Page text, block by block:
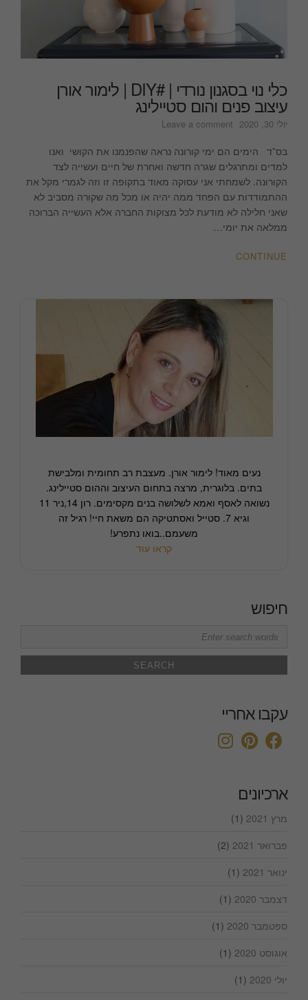
כלי נוי בסגנון נורדי | #DIY | לימור אורן
עיצוב פנים והום סטיילינג
יולי 30, 2020 Leave a comment
נוי
בסגנון
נורדי
|
סטיילינג
בס”ד הימים הם ימי קורונה נראה שהפנמנו את הקושי ואנו
למדים ומתרגלים שגרה חדשה ואחרת של חיים ועשייה לצד
הקורונה. לשמחתי אני עסוקה מאוד בתקופה זו וזה לגמרי מקל את
ההתמודדות עם הפחד ממה יהיה או מכל מה שקורה מסביב לא
שאני חלילה לא מודעת לכל מצוקות החברה אלא העשייה הברוכה
ממלאה את יומי…
CONTINUE
נעים מאוד! לימור אורן. מעצבת רב תחומית ומלבישת
בתים. בלוגרית, מרצה בתחום העיצוב וההום סטיילינג.
נשואה לאסף ואמא לשלושה בנים מקסימים. רון 14,ניר 11
וגיא 7. סטייל ואסתטיקה הם משאת חיי! רגיל זה
משעמם..בואו נתפרע!
קראו עוד
חיפוש
Search
עקבו אחריי
ארכיונים
מרץ 2021
(1)
פברואר 2021
(2)
ינואר 2021
(1)
דצמבר 2020
(1)
ספטמבר 2020
(1)
אוגוסט 2020
(1)
יולי 2020
(1)